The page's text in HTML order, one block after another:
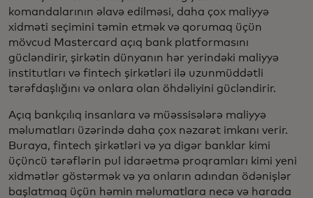
komandalarının əlavə edilməsi, daha çox maliyyə
xidməti seçimini təmin etmək və qorumaq üçün
mövcud Mastercard açıq bank platformasını
gücləndirir, şirkətin dünyanın hər yerindəki maliyyə
institutları və fintech şirkətləri ilə uzunmüddətli
tərəfdaşlığını və onlara olan öhdəliyini gücləndirir.
Açıq bankçılıq insanlara və müəssisələrə maliyyə
məlumatları üzərində daha çox nəzarət imkanı verir.
Buraya, fintech şirkətləri və ya digər banklar kimi
üçüncü tərəflərin pul idarəetmə proqramları kimi yeni
xidmətlər göstərmək və ya onların adından ödənişlər
başlatmaq üçün həmin məlumatlara necə və harada